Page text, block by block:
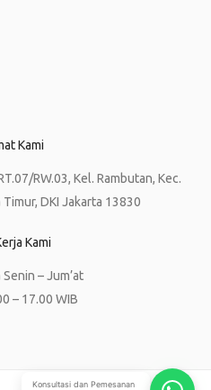
Kami
RW.03, Kel. Rambutan, Kec.
DKI Jakarta 13830
Kami
– Jum’at
– 17.00 WIB
Konsultasi dan Pemesanan